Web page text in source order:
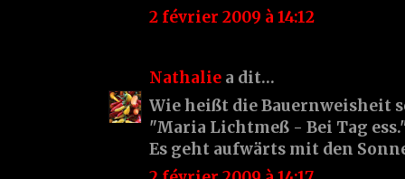
2 février 2009 à 14:12
Nathalie a dit…
Wie heißt die Bauernweisheit
"Maria Lichtmeß - Bei Tag
Es geht aufwärts mit den